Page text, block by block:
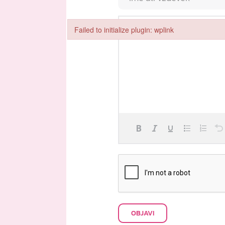
OBJAVI
Failed to initialize plugin: wplink
Failed to initialize plugin: wplink